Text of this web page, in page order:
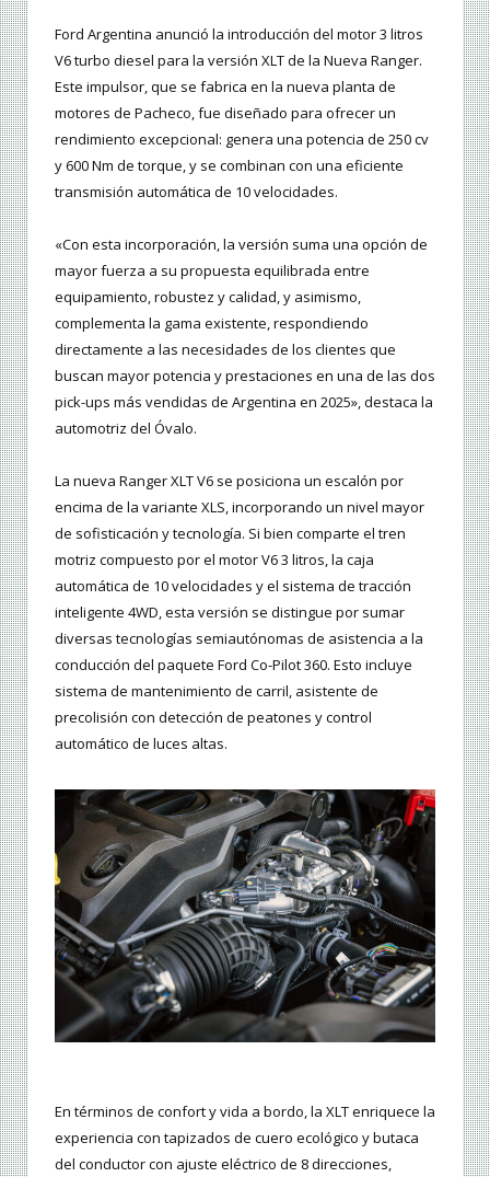
Ford Argentina anunció la introducción del motor 3 litros
V6 turbo diesel para la versión XLT de la Nueva Ranger.
Este impulsor, que se fabrica en la nueva planta de
motores de Pacheco, fue diseñado para ofrecer un
rendimiento excepcional: genera una potencia de 250 cv
y 600 Nm de torque, y se combinan con una eficiente
transmisión automática de 10 velocidades.
«Con esta incorporación, la versión suma una opción de
mayor fuerza a su propuesta equilibrada entre
equipamiento, robustez y calidad, y asimismo,
complementa la gama existente, respondiendo
directamente a las necesidades de los clientes que
buscan mayor potencia y prestaciones en una de las dos
pick-ups más vendidas de Argentina en 2025», destaca la
automotriz del Óvalo.
La nueva Ranger XLT V6 se posiciona un escalón por
encima de la variante XLS, incorporando un nivel mayor
de sofisticación y tecnología. Si bien comparte el tren
motriz compuesto por el motor V6 3 litros, la caja
automática de 10 velocidades y el sistema de tracción
inteligente 4WD, esta versión se distingue por sumar
diversas tecnologías semiautónomas de asistencia a la
conducción del paquete Ford Co-Pilot 360. Esto incluye
sistema de mantenimiento de carril, asistente de
precolisión con detección de peatones y control
automático de luces altas.
En términos de confort y vida a bordo, la XLT enriquece la
experiencia con tapizados de cuero ecológico y butaca
del conductor con ajuste eléctrico de 8 direcciones,